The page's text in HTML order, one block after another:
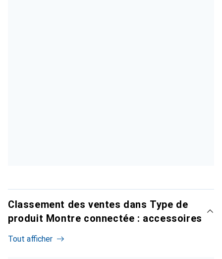
Classement des ventes dans Type de
produit Montre connectée : accessoires
Tout afficher